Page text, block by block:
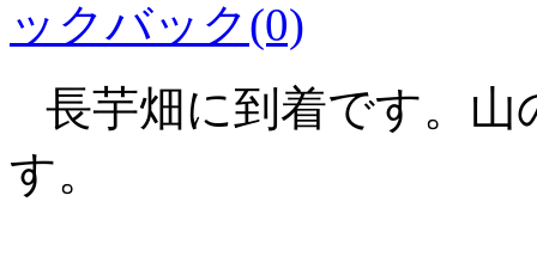
ックバック(0)
長芋畑に到着です。
す。